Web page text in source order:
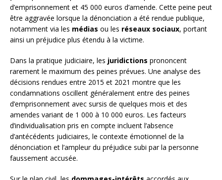
d’emprisonnement et 45 000 euros d’amende. Cette peine peut
être aggravée lorsque la dénonciation a été rendue publique,
notamment via les médias ou les réseaux sociaux, portant
ainsi un préjudice plus étendu à la victime.
Dans la pratique judiciaire, les juridictions prononcent
rarement le maximum des peines prévues. Une analyse des
décisions rendues entre 2015 et 2021 montre que les
condamnations oscillent généralement entre des peines
d’emprisonnement avec sursis de quelques mois et des
amendes variant de 1 000 à 10 000 euros. Les facteurs
d’individualisation pris en compte incluent l’absence
d’antécédents judiciaires, le contexte émotionnel de la
dénonciation et l’ampleur du préjudice subi par la personne
faussement accusée.